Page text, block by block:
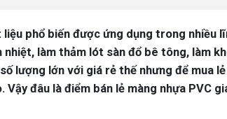
liệu phổ biến được ứng dụng trong nhiều
nhiệt, làm thảm lót sàn đổ bê tông, làm
lượng lớn với giá rẻ thế nhưng để mua
đâu là điểm bán lẻ màng nhựa PVC